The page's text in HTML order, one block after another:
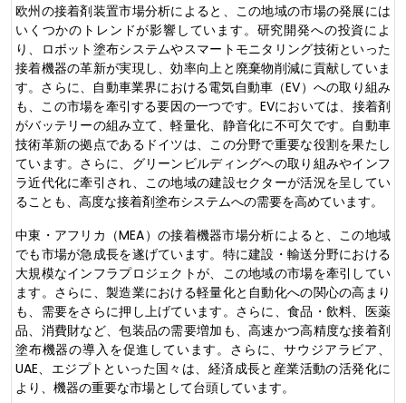
欧州の接着剤装置市場分析によると、この地域の市場の発展には
いくつかのトレンドが影響しています。研究開発への投資によ
り、ロボット塗布システムやスマートモニタリング技術といった
接着機器の革新が実現し、効率向上と廃棄物削減に貢献していま
す。さらに、自動車業界における電気自動車（EV）への取り組み
も、この市場を牽引する要因の一つです。EVにおいては、接着剤
がバッテリーの組み立て、軽量化、静音化に不可欠です。自動車
技術革新の拠点であるドイツは、この分野で重要な役割を果たし
ています。さらに、グリーンビルディングへの取り組みやインフ
ラ近代化に牽引され、この地域の建設セクターが活況を呈してい
ることも、高度な接着剤塗布システムへの需要を高めています。
中東・アフリカ（MEA）の接着機器市場分析によると、この地域
でも市場が急成長を遂げています。特に建設・輸送分野における
大規模なインフラプロジェクトが、この地域の市場を牽引してい
ます。さらに、製造業における軽量化と自動化への関心の高まり
も、需要をさらに押し上げています。さらに、食品・飲料、医薬
品、消費財など、包装品の需要増加も、高速かつ高精度な接着剤
塗布機器の導入を促進しています。さらに、サウジアラビア、
UAE、エジプトといった国々は、経済成長と産業活動の活発化に
より、機器の重要な市場として台頭しています。